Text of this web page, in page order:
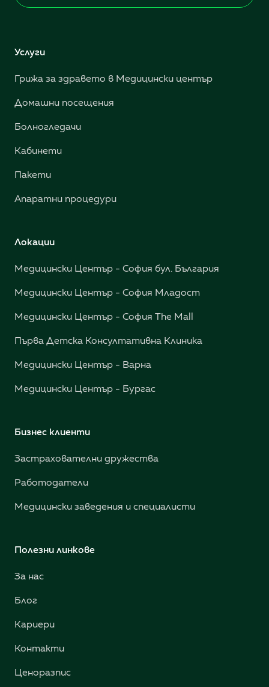
Услуги
Грижа за здравето в Медицински център
Домашни посещения
Болногледачи
Кабинети
Пакети
Апаратни процедури
Локации
Медицински Център - София бул. България
Медицински Център - София Младост
Медицински Център - София The Mall
Първа Детска Консултативна Клиника
Медицински Център - Варна
Медицински Център - Бургас
Бизнес клиенти
Застрахователни дружества
Работодатели
Медицински заведения и специалисти
Полезни линкове
За нас
Блог
Кариери
Контакти
Ценоразпис